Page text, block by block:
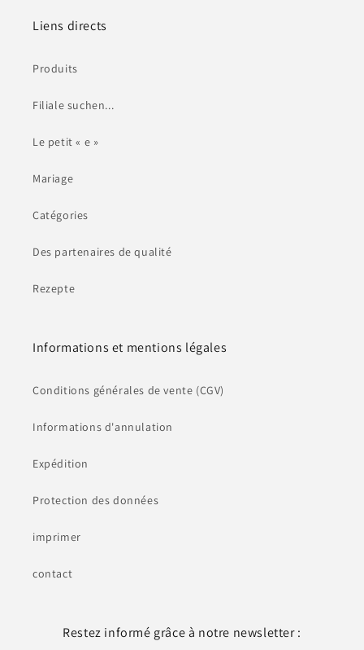
Liens directs
Produits
Filiale suchen...
Le petit « e »
Mariage
Catégories
Des partenaires de qualité
Rezepte
Informations et mentions légales
Conditions générales de vente (CGV)
Informations d'annulation
Expédition
Protection des données
imprimer
contact
Restez informé grâce à notre newsletter :